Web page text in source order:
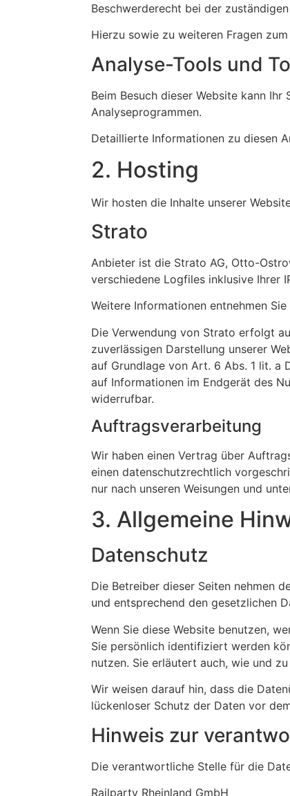
Beschwerderecht bei der
Hierzu sowie zu weiteren Fragen
Analyse-Tools und
Beim Besuch dieser Website kann
Analyseprogrammen.
Detaillierte Informationen zu diesen
2. Hosting
Wir hosten die Inhalte unserer
Strato
Anbieter ist die Strato AG, Otto-
verschiedene Logfiles inklusive Ihrer
Weitere Informationen entnehmen
Die Verwendung von Strato erfolgt
zuverlässigen Darstellung unserer
auf Grundlage von Art. 6 Abs. 1 lit. a
auf Informationen im Endgerät des
widerrufbar.
Auftragsverarbeitung
Wir haben einen Vertrag über
einen datenschutzrechtlich
nur nach unseren Weisungen und
3. Allgemeine
Datenschutz
Die Betreiber dieser Seiten nehmen
und entsprechend den gesetzlichen
Wenn Sie diese Website benutzen,
Sie persönlich identifiziert werden
nutzen. Sie erläutert auch, wie und
Wir weisen darauf hin, dass die
lückenloser Schutz der Daten vor
Hinweis zur
Die verantwortliche Stelle für die
Railparty Rheinland GmbH